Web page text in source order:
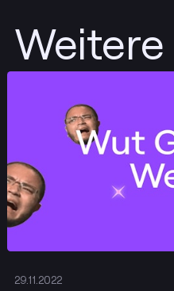
Weitere
29.11.2022